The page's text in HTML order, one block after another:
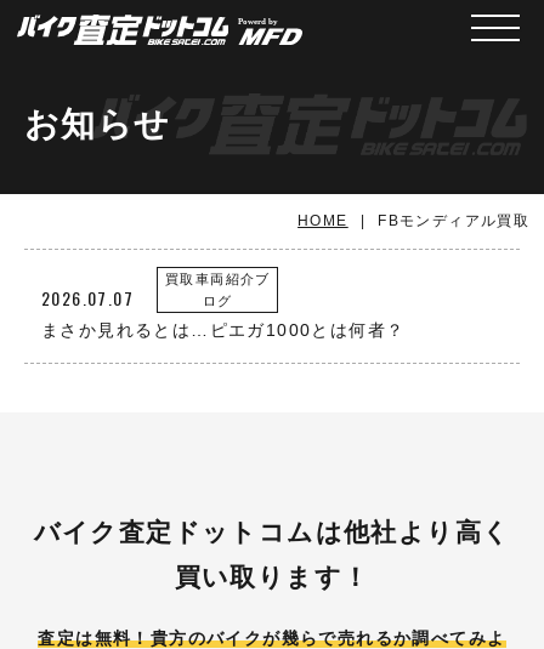
メニ
お知らせ
HOME FBモンディアル買取
2026.07.07
買取車両紹介ブ
ログ
まさか見れるとは…ピエガ1000とは何者？
バイク査定ドットコムは他社より高く
買い取ります！
査定は無料！貴方のバイクが幾らで売れるか調べてみよ